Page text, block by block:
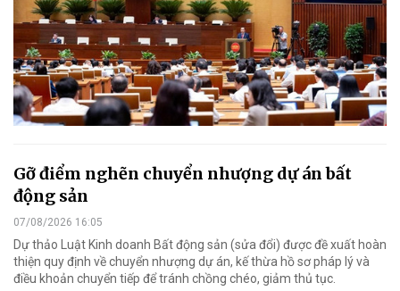
Gỡ điểm nghẽn chuyển nhượng dự án bất
động sản
07/08/2026 16:05
Dự thảo Luật Kinh doanh Bất động sản (sửa đổi) được đề xuất hoàn
thiện quy định về chuyển nhượng dự án, kế thừa hồ sơ pháp lý và
điều khoản chuyển tiếp để tránh chồng chéo, giảm thủ tục.